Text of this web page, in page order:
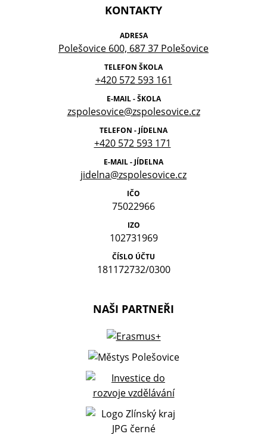
KONTAKTY
ADRESA
Polešovice 600, 687 37 Polešovice
TELEFON ŠKOLA
+420 572 593 161
E-MAIL - ŠKOLA
zspolesovice@zspolesovice.cz
TELEFON - JÍDELNA
+420 572 593 171
E-MAIL - JÍDELNA
jidelna@zspolesovice.cz
IČO
75022966
IZO
102731969
ČÍSLO ÚČTU
181172732/0300
NAŠI PARTNEŘI